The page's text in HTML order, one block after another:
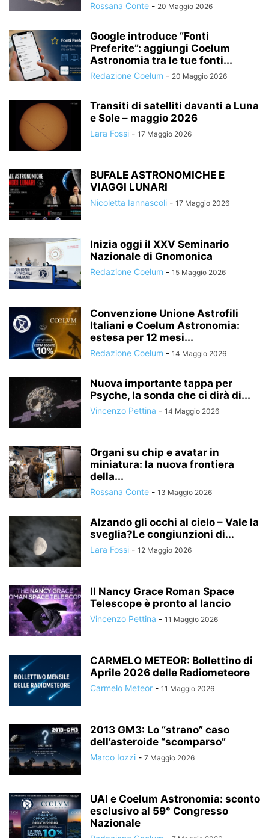
Rossana Conte - 20 Maggio 2026
Google introduce “Fonti
Preferite”: aggiungi Coelum
Astronomia tra le tue fonti...
Redazione Coelum - 20 Maggio 2026
Transiti di satelliti davanti a Luna
e Sole – maggio 2026
Lara Fossi - 17 Maggio 2026
BUFALE ASTRONOMICHE E
VIAGGI LUNARI
Nicoletta Iannascoli - 17 Maggio 2026
Inizia oggi il XXV Seminario
Nazionale di Gnomonica
Redazione Coelum - 15 Maggio 2026
Convenzione Unione Astrofili
Italiani e Coelum Astronomia:
estesa per 12 mesi...
Redazione Coelum - 14 Maggio 2026
Nuova importante tappa per
Psyche, la sonda che ci dirà di...
Vincenzo Pettina - 14 Maggio 2026
Organi su chip e avatar in
miniatura: la nuova frontiera
della...
Rossana Conte - 13 Maggio 2026
Alzando gli occhi al cielo – Vale la
sveglia?Le congiunzioni di...
Lara Fossi - 12 Maggio 2026
Il Nancy Grace Roman Space
Telescope è pronto al lancio
Vincenzo Pettina - 11 Maggio 2026
CARMELO METEOR: Bollettino di
Aprile 2026 delle Radiometeore
Carmelo Meteor - 11 Maggio 2026
2013 GM3: Lo “strano” caso
dell’asteroide “scomparso”
Marco Iozzi - 7 Maggio 2026
UAI e Coelum Astronomia: sconto
esclusivo al 59° Congresso
Nazionale